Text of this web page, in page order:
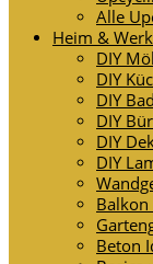
Alle
Heim &
DIY
DIY
DIY Bad
DIY
DIY
DIY
Balkon
Beton